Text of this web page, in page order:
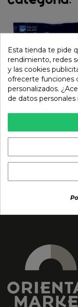
Ensalada Goma
(SEAFOOD
3,29 €
Esta tienda te pide
rendimiento, redes
y las cookies
ofrecerte funciones
personalizados.
de datos personales